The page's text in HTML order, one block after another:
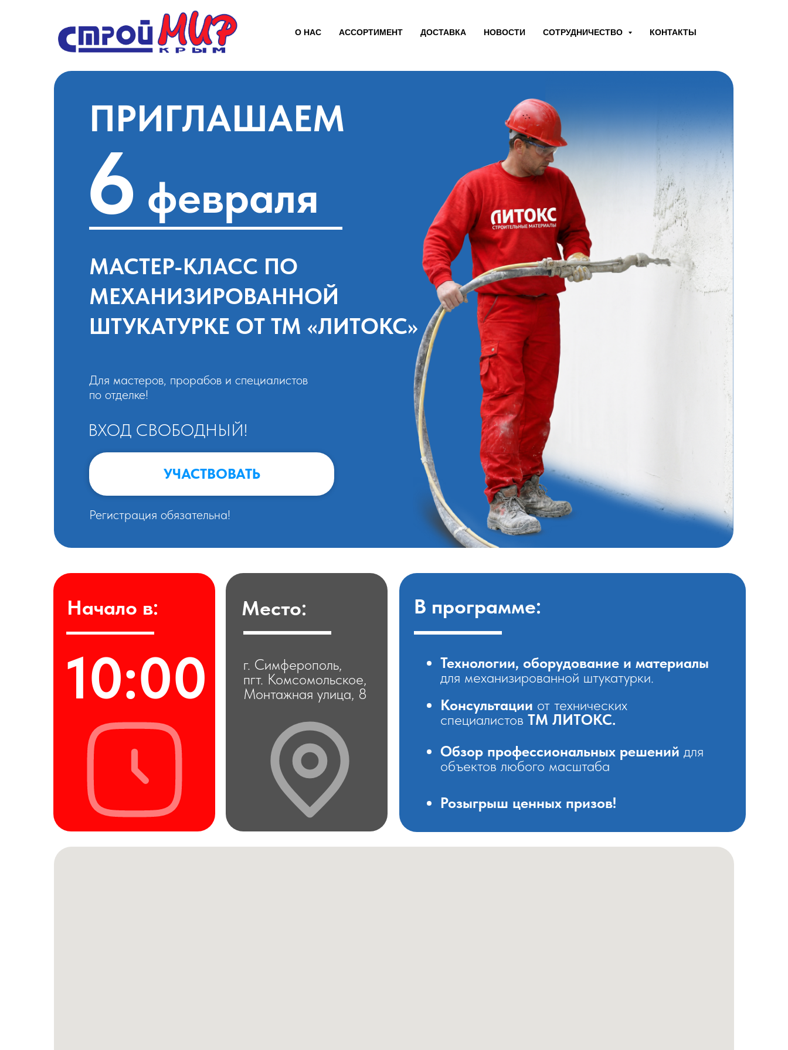
О НАС АССОРТИМЕНТ ДОСТАВКА НОВОСТИ СОТРУДНИЧЕСТВО КОНТАКТЫ
Регистрация обязательна!
ВХОД СВОБОДНЫЙ!
УЧАСТВОВАТЬ
6 февраля
Для мастеров, прорабов и специалистов
по отделке!
ПРИГЛАШАЕМ
МАСТЕР-КЛАСС ПО
МЕХАНИЗИРОВАННОЙ
ШТУКАТУРКЕ ОТ ТМ «ЛИТОКС»
Розыгрыш ценных призов!
Обзор профессиональных решений для
объектов любого масштаба
Консультации от технических
специалистов ТМ ЛИТОКС.
Технологии, оборудование и материалы
для механизированной штукатурки.
В программе:
г. Симферополь,
пгт. Комсомольское,
Монтажная улица, 8
Место:
Начало в:
10:00